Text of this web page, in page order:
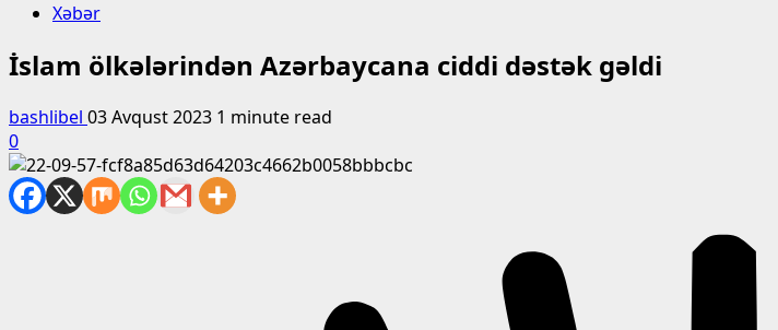
Xəbər
İslam ölkələrindən Azərbaycana ciddi dəstək gəldi
bashlibel 03 Avqust 2023 1 minute read
0